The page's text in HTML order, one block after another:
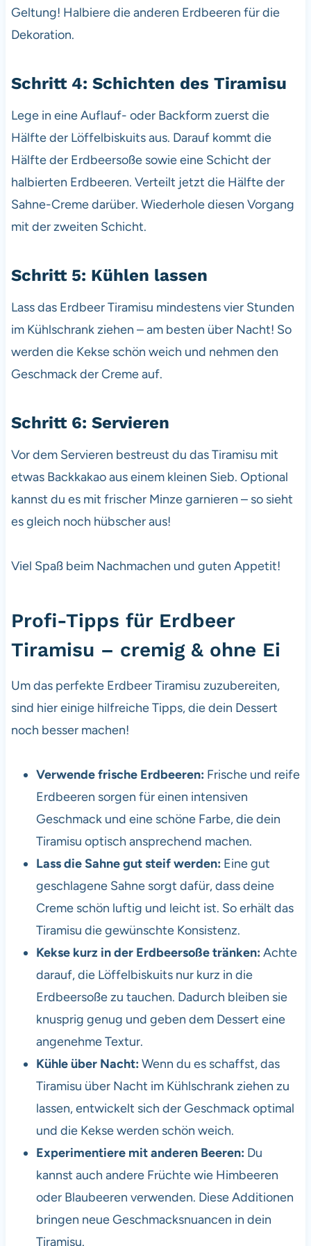
Geltung! Halbiere die anderen Erdbeeren für die
Dekoration.
Schritt 4: Schichten des Tiramisu
Lege in eine Auflauf- oder Backform zuerst die
Hälfte der Löffelbiskuits aus. Darauf kommt die
Hälfte der Erdbeersoße sowie eine Schicht der
halbierten Erdbeeren. Verteilt jetzt die Hälfte der
Sahne-Creme darüber. Wiederhole diesen Vorgang
mit der zweiten Schicht.
Schritt 5: Kühlen lassen
Lass das Erdbeer Tiramisu mindestens vier Stunden
im Kühlschrank ziehen – am besten über Nacht! So
werden die Kekse schön weich und nehmen den
Geschmack der Creme auf.
Schritt 6: Servieren
Vor dem Servieren bestreust du das Tiramisu mit
etwas Backkakao aus einem kleinen Sieb. Optional
kannst du es mit frischer Minze garnieren – so sieht
es gleich noch hübscher aus!
Viel Spaß beim Nachmachen und guten Appetit!
Profi-Tipps für Erdbeer
Tiramisu – cremig & ohne Ei
Um das perfekte Erdbeer Tiramisu zuzubereiten,
sind hier einige hilfreiche Tipps, die dein Dessert
noch besser machen!
Verwende frische Erdbeeren: Frische und reife
Erdbeeren sorgen für einen intensiven
Geschmack und eine schöne Farbe, die dein
Tiramisu optisch ansprechend machen.
Lass die Sahne gut steif werden: Eine gut
geschlagene Sahne sorgt dafür, dass deine
Creme schön luftig und leicht ist. So erhält das
Tiramisu die gewünschte Konsistenz.
Kekse kurz in der Erdbeersoße tränken: Achte
darauf, die Löffelbiskuits nur kurz in die
Erdbeersoße zu tauchen. Dadurch bleiben sie
knusprig genug und geben dem Dessert eine
angenehme Textur.
Kühle über Nacht: Wenn du es schaffst, das
Tiramisu über Nacht im Kühlschrank ziehen zu
lassen, entwickelt sich der Geschmack optimal
und die Kekse werden schön weich.
Experimentiere mit anderen Beeren: Du
kannst auch andere Früchte wie Himbeeren
oder Blaubeeren verwenden. Diese Additionen
bringen neue Geschmacksnuancen in dein
Tiramisu.